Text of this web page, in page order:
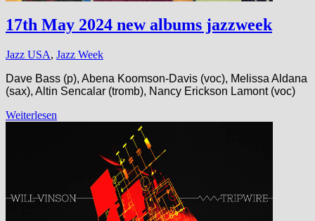
17th May 2024 new albums jazzweek
Jazz USA, Jazz Week
Dave Bass (p), Abena Koomson-Davis (voc), Melissa Aldana
(sax), Altin Sencalar (tromb), Nancy Erickson Lamont (voc)
Weiterlesen